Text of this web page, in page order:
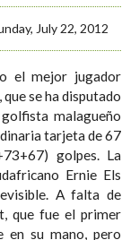
July 22, 2012
el mejor jugador
se ha disputado
malagueño
tarjeta de 67
golpes. La
Ernie Els
A falta de
que fue el primer
en su mano, pero